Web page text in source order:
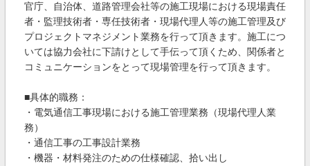
官庁、自治体、道路管理会社等の施工現場における現場責任
者・監理技術者・専任技術者・現場代理人等の施工管理及び
プロジェクトマネジメント業務を行って頂きます。施工につ
いては協力会社に下請けとして手伝って頂くため、関係者と
コミュニケーションをとって現場管理を行って頂きます。
■具体的職務：
・電気通信工事現場における施工管理業務（現場代理人業
務）
・通信工事の工事設計業務
・機器・材料発注のための仕様確認、拾い出し